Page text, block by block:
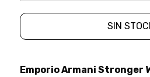
SIN
Emporio Armani Stronger